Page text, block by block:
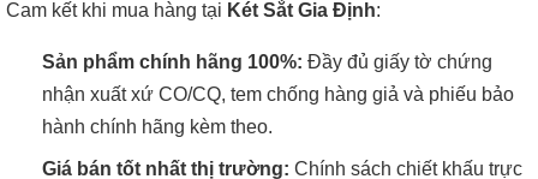
Cam kết khi mua hàng tại Két Sắt Gia Định:
Sản phẩm chính hãng 100%: Đầy đủ giấy tờ chứng
nhận xuất xứ CO/CQ, tem chống hàng giả và phiếu bảo
hành chính hãng kèm theo.
Giá bán tốt nhất thị trường: Chính sách chiết khấu trực